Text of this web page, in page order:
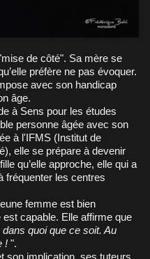
préfère ne pas évoquer.
avec son handicap
âge.
à Sens pour les études
personne âgée avec son
à l'IFMS (Institut de
elle se prépare à devenir
qu’elle approche, elle qui a
fréquenter les centres
femme est bien
capable. Elle affirme que
quoi que ce soit. Au
! ".
son implication, ses tuteurs